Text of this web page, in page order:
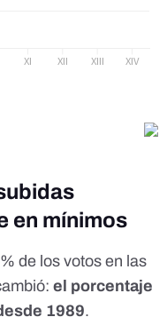
en mínimos
de los votos en las
el porcentaje
1989.